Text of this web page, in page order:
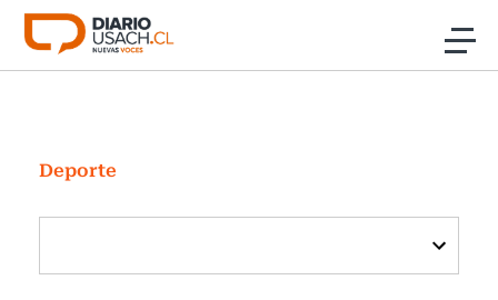
Click acá para ir directamente al contenido
Investigación
Cultura
Programas Radio y TV Usach
Deporte